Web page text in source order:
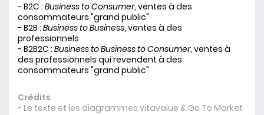
- B2C : Business to Consumer, ventes à des
consommateurs "grand public"
- B2B : Business to Business, ventes à des
professionnels
- B2B2C : Business to Business to Consumer, ventes à
des professionnels qui revendent à des
consommateurs "grand public"
Crédits
- Le texte et les diagrammes vitavalue & Go To Market